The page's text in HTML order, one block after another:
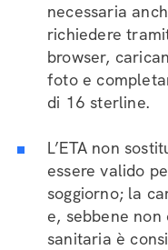
necessaria
richiedere
browser,
foto e
di 16 sterline.
L’ETA non
essere valido
soggiorno; la
e, sebbene non
sanitaria è